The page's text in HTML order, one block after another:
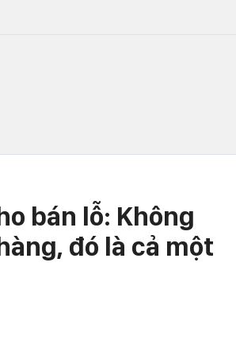
bán lỗ: Không
đó là cả một